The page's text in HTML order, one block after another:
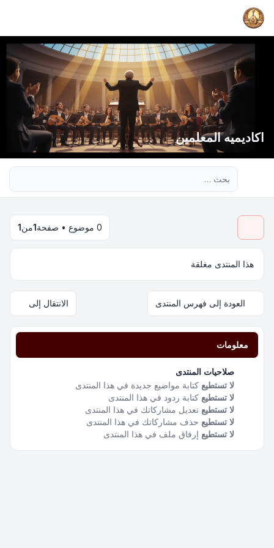
اكاديميه المعلمين
0 موضوع • صفحة 1من1
هذا المنتدى مغلقة
العودة إلى فهرس المنتدى الانتقال إلى
معلومات
صلاحيات المنتدى
لا تستطيع كتابة مواضيع جديدة في هذا المنتدى
لا تستطيع كتابة ردود في هذا المنتدى
لا تستطيع تعديل مشاركاتك في هذا المنتدى
لا تستطيع حذف مشاركاتك في هذا المنتدى
لا تستطيع إرفاق ملف في هذا المنتدى